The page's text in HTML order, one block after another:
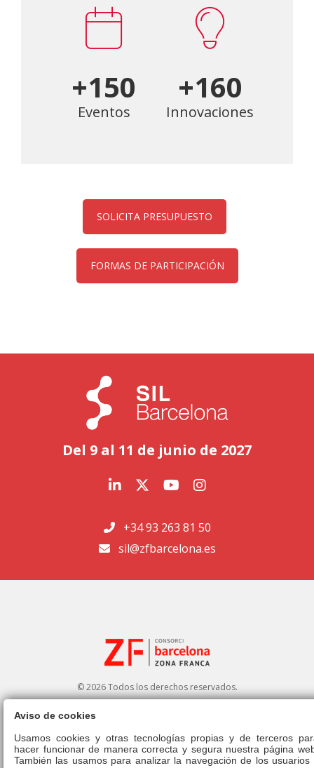
+150
Eventos
+160
Innovaciones
SOLICITA PRESUPUESTO
FORMAS DE PARTICIPACIÓN
Del 9 al 11 de junio de 2027
+34 93 263 81 50
sil@zfbarcelona.es
© 2026 Todos los derechos reservados.
Aviso legal|Política de privacidad|Política de cookies|Canal ético|
Aviso de cookies
Usamos cookies y otras tecnologías propias y de terceros
hacer funcionar de manera correcta y segura nuestra página
También las usamos para analizar la navegación de los usuarios